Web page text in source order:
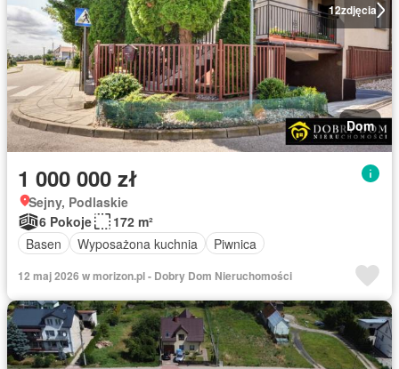
12zdjęcia
Dom
1 000 000 zł
Sejny, Podlaskie
6 Pokoje
172 m²
Basen
Wyposażona kuchnia Piwnica
12 maj 2026 w morizon.pl - Dobry Dom Nieruchomości